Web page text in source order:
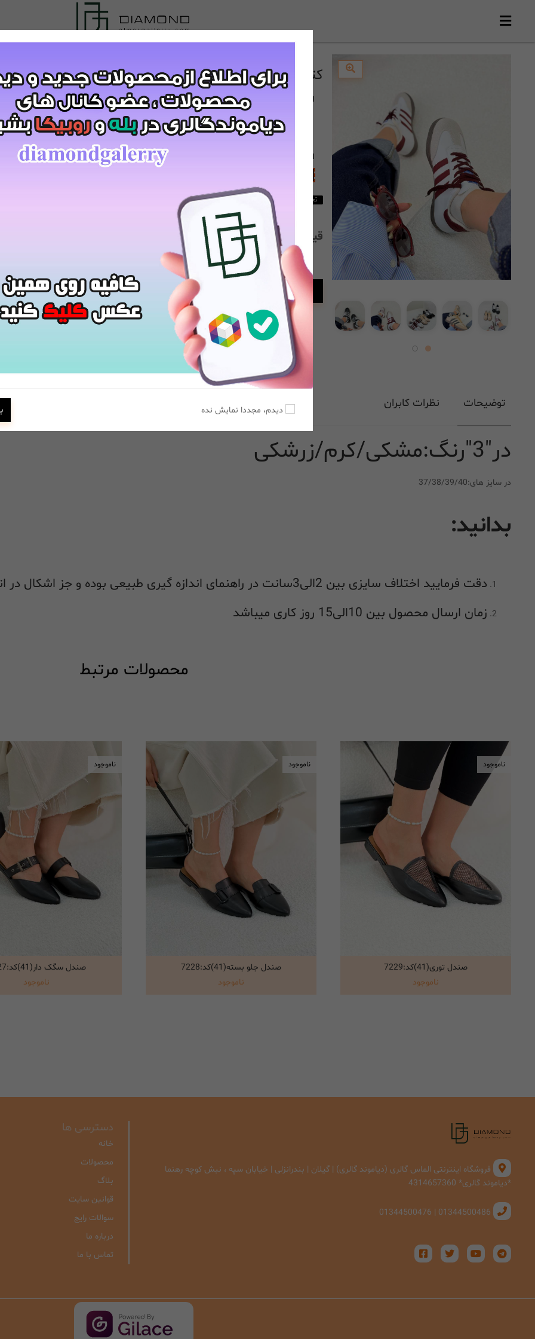
کتونی سامبا(41)کد:7246
انتخاب
انتخاب
تعداد 2 عدد در انبار باقی مانده است
قیمت: 999,000تومان قیمت:1,399,000
افزودن به سبد خرید مشاهده و خرید
توضیحات نظرات کابران
در"3"رنگ:مشکی/کرم/زرشکی
در سایز های:37/38/39/40
بدانید:
دقت فرمایید اختلاف سایزی بین 2الی3سانت در راهنمای اندازه گیری طبیعی بوده و جز اشکال در اندازه گیری محسوب نمیشود
زمان ارسال محصول بین 10الی15 روز کاری میباشد
محصولات مرتبط
ناموجود
انتخاب گزینه ها
صندل توری(41)کد:7229
ناموجود
ناموجود
انتخاب گزینه ها
صندل جلو بسته(41)کد:7228
ناموجود
ناموجود
انتخاب گزینه ها
صندل سگک دار(41)کد:7227
ناموجود
فروشگاه اینترنتی الماس گالری (دیاموند گالری) | گیلان | بندرانزلی | خیابان سپه ، نبش کوچه رهنما
*دیاموند گالری* 4314657360
01344500486 | 01344500476
دسترسی ها
خانه
محصولات
بلاگ
قوانین سایت
سوالات رایج
درباره ما
تماس با ما
دیدم، مجددا نمایش نده